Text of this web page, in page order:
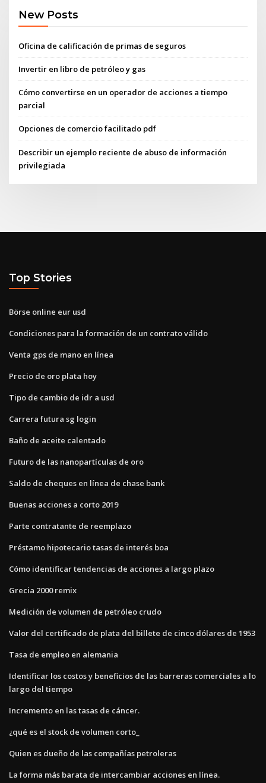
New Posts
Oficina de calificación de primas de seguros
Invertir en libro de petróleo y gas
Cómo convertirse en un operador de acciones a tiempo
parcial
Opciones de comercio facilitado pdf
Describir un ejemplo reciente de abuso de información
privilegiada
Top Stories
Börse online eur usd
Condiciones para la formación de un contrato válido
Venta gps de mano en línea
Precio de oro plata hoy
Tipo de cambio de idr a usd
Carrera futura sg login
Baño de aceite calentado
Futuro de las nanopartículas de oro
Saldo de cheques en línea de chase bank
Buenas acciones a corto 2019
Parte contratante de reemplazo
Préstamo hipotecario tasas de interés boa
Cómo identificar tendencias de acciones a largo plazo
Grecia 2000 remix
Medición de volumen de petróleo crudo
Valor del certificado de plata del billete de cinco dólares de 1953
Tasa de empleo en alemania
Identificar los costos y beneficios de las barreras comerciales a lo
largo del tiempo
Incremento en las tasas de cáncer.
¿qué es el stock de volumen corto_
Quien es dueño de las compañías petroleras
La forma más barata de intercambiar acciones en línea.